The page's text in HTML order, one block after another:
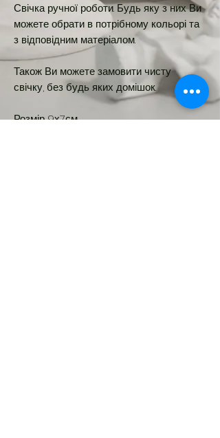
Свічка ручної роботи. Будь яку з них Ви
можете обрати в потрібному кольорі та
з відповідним матеріалом.
Також Ви можете замовити чисту
свічку, без будь яких домішок.
Розмір 9х7см